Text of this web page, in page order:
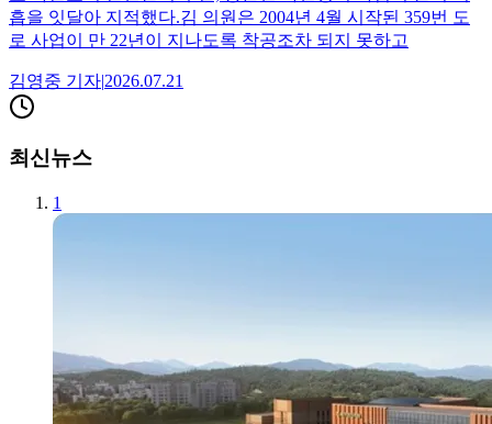
흡을 잇달아 지적했다.김 의원은 2004년 4월 시작된 359번 도
로 사업이 만 22년이 지나도록 착공조차 되지 못하고
김영중 기자|2026.07.21
최신뉴스
1